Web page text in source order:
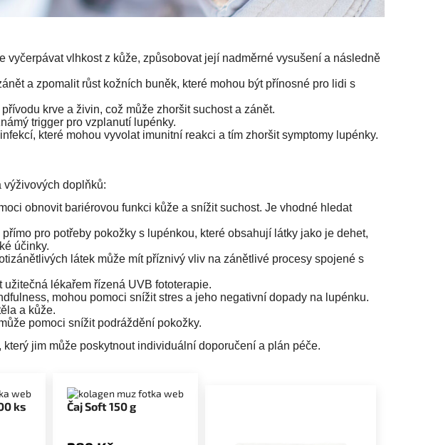
vyčerpávat vlhkost z kůže, způsobovat její nadměrné vysušení a následně
a zpomalit růst kožních buněk, které mohou být přínosné pro lidi s
krve a živin, což může zhoršit suchost a zánět.
trigger pro vzplanutí lupénky.
které mohou vyvolat imunitní reakci a tím zhoršit symptomy lupénky.
výživových doplňků:
obnovit bariérovou funkci kůže a snížit suchost. Je vhodné hledat
přímo pro potřeby pokožky s lupénkou, které obsahují látky jako je dehet,
účinky.
látek může mít příznivý vliv na zánětlivé procesy spojené s
lékařem řízená UVB fototerapie.
mohou pomoci snížit stres a jeho negativní dopady na lupénku.
a kůže.
pomoci snížit podráždění pokožky.
jim může poskytnout individuální doporučení a plán péče.
ks Čaj Soft 150 g